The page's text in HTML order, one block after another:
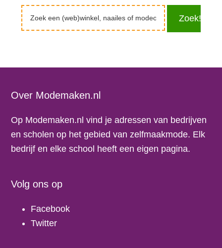
Zoek
een
of
Zoek!
Footer
Over Modemaken.nl
Op Modemaken.nl vind je adressen van bedrijven
en scholen op het gebied van zelfmaakmode. Elk
bedrijf en elke school heeft een eigen pagina.
Volg ons op
Facebook
Twitter